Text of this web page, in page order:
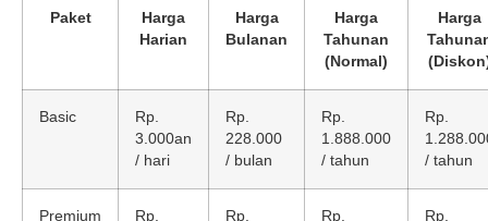
Paket
Harga
Harian
Harga
Bulanan
Harga
Tahunan
(Normal)
Harga
Basic
Rp.
3.000an
/ hari
Rp.
228.000
/ bulan
Rp.
1.888.000
/ tahun
Rp.
/ tahun
Premium
Rp.
Rp.
Rp.
Rp.